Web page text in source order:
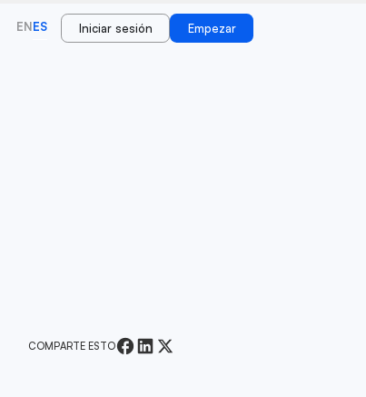
ENES Iniciar sesión Empezar
COMPARTE ESTO